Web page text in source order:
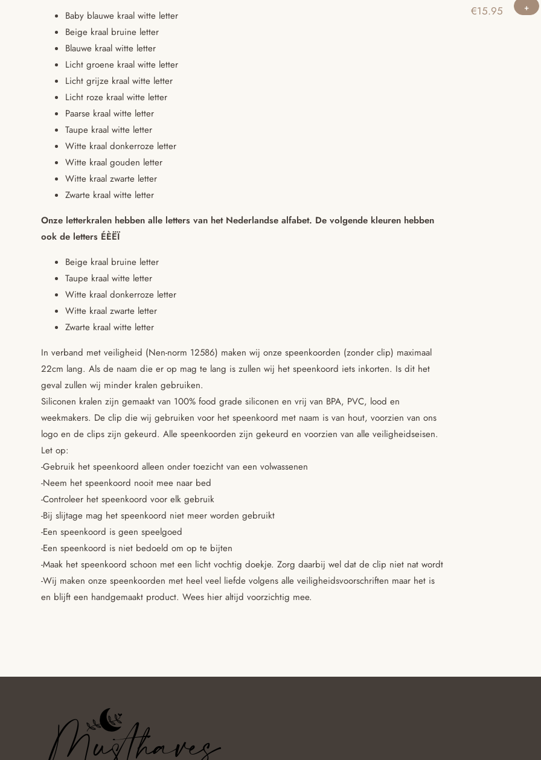
Baby blauwe kraal witte letter
Beige kraal bruine letter
Blauwe kraal witte letter
Licht groene kraal witte letter
Licht grijze kraal witte letter
Licht roze kraal witte letter
Paarse kraal witte letter
Taupe kraal witte letter
Witte kraal donkerroze letter
Witte kraal gouden letter
Witte kraal zwarte letter
Zwarte kraal witte letter
Onze letterkralen hebben alle letters van het Nederlandse alfabet. De volgende kleuren hebben
ook de letters ÉÈËÏ
Beige kraal bruine letter
Taupe kraal witte letter
Witte kraal donkerroze letter
Witte kraal zwarte letter
Zwarte kraal witte letter
In verband met veiligheid (Nen-norm 12586) maken wij onze speenkoorden (zonder clip) maximaal
22cm lang. Als de naam die er op mag te lang is zullen wij het speenkoord iets inkorten. Is dit het
geval zullen wij minder kralen gebruiken.
Siliconen kralen zijn gemaakt van 100% food grade siliconen en vrij van BPA, PVC, lood en
weekmakers. De clip die wij gebruiken voor het speenkoord met naam is van hout, voorzien van ons
logo en de clips zijn gekeurd. Alle speenkoorden zijn gekeurd en voorzien van alle veiligheidseisen.
Let op:
-Gebruik het speenkoord alleen onder toezicht van een volwassenen
-Neem het speenkoord nooit mee naar bed
-Controleer het speenkoord voor elk gebruik
-Bij slijtage mag het speenkoord niet meer worden gebruikt
-Een speenkoord is geen speelgoed
-Een speenkoord is niet bedoeld om op te bijten
-Maak het speenkoord schoon met een licht vochtig doekje. Zorg daarbij wel dat de clip niet nat wordt
-Wij maken onze speenkoorden met heel veel liefde volgens alle veiligheidsvoorschriften maar het is
en blijft een handgemaakt product. Wees hier altijd voorzichtig mee.
€15.95